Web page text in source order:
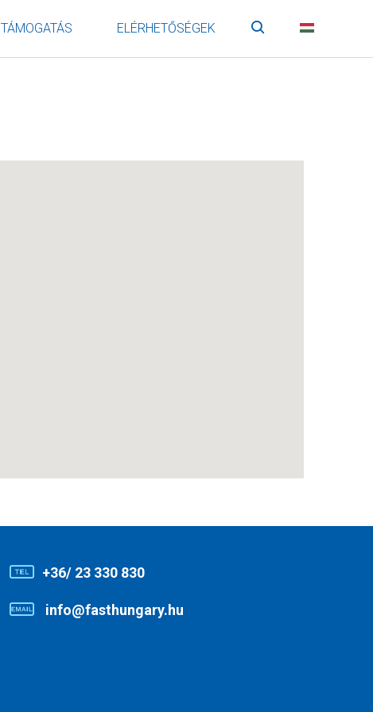
TÁMOGATÁS ELÉRHETŐSÉGEK Keresés
+36/ 23 330 830
info@fasthungary.hu